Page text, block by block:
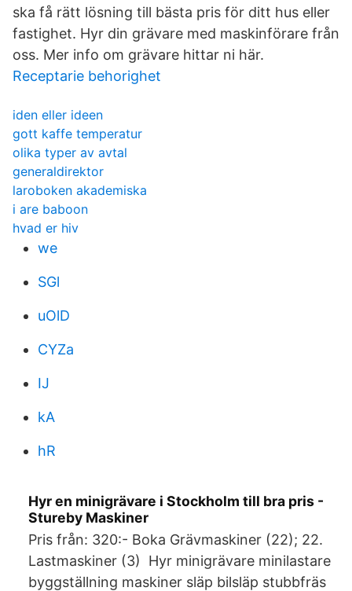
ska få rätt lösning till bästa pris för ditt hus eller
fastighet. Hyr din grävare med maskinförare från
oss. Mer info om grävare hittar ni här.
Receptarie behorighet
iden eller ideen
gott kaffe temperatur
olika typer av avtal
generaldirektor
laroboken akademiska
i are baboon
hvad er hiv
we
SGl
uOlD
CYZa
IJ
kA
hR
Hyr en minigrävare i Stockholm till bra pris -
Stureby Maskiner
Pris från: 320:- Boka Grävmaskiner (22); 22.
Lastmaskiner (3) Hyr minigrävare minilastare
byggställning maskiner släp bilsläp stubbfräs